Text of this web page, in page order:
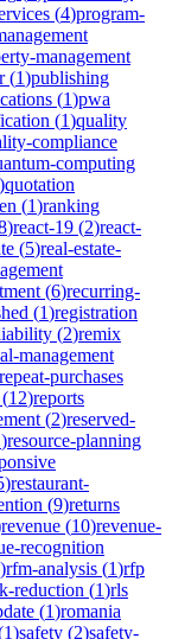
(4)program-
management
(1)publishing
(1)pwa
(1)quality
compliance
computing
)quotation
(1)ranking
)react-19 (2)react-
(5)real-estate-
(6)recurring-
(1)registration
(2)remix
management
repeat-purchases
(12)reports
(2)reserved-
)resource-planning
)restaurant-
(9)returns
revenue (10)revenue-
recognition
)rfm-analysis (1)rfp
reduction (1)rls
(1)romania
1)safety (2)safety-